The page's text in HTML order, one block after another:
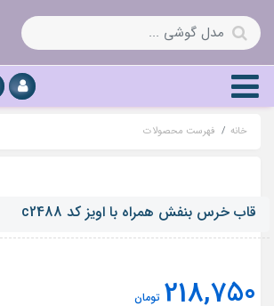
خانه فهرست محصولات
قاب خرس بنفش همراه با اویز کد c2488
218,750 تومان